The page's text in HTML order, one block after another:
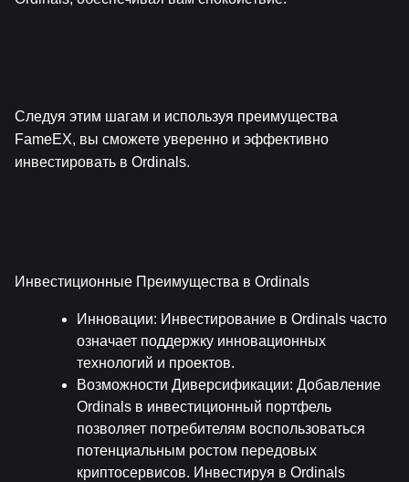
Следуя этим шагам и используя преимущества
FameEX, вы сможете уверенно и эффективно
инвестировать в Ordinals.
Инвестиционные Преимущества в Ordinals
Инновации: Инвестирование в Ordinals часто
означает поддержку инновационных
технологий и проектов.
Возможности Диверсификации: Добавление
Ordinals в инвестиционный портфель
позволяет потребителям воспользоваться
потенциальным ростом передовых
криптосервисов. Инвестируя в Ordinals